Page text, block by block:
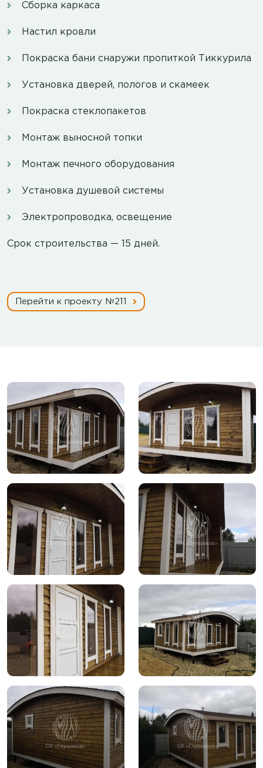
Сборка каркаса
Настил кровли
Покраска бани снаружи пропиткой Тиккурила
Установка дверей, пологов и скамеек
Покраска стеклопакетов
Монтаж выносной топки
Монтаж печного оборудования
Установка душевой системы
Электропроводка, освещение
Срок строительства — 15 дней.
Перейти к проекту №211